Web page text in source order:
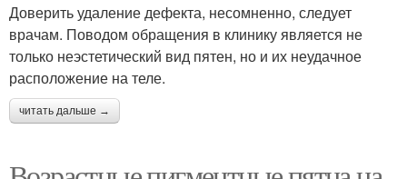
Доверить удаление дефекта, несомненно, следует
врачам. Поводом обращения в клинику является не
только неэстетический вид пятен, но и их неудачное
расположение на теле.
читать дальше →